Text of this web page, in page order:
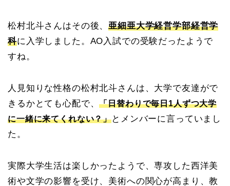
松村北斗さんはその後、亜細亜大学経営学部経営学
科に入学しました。AO入試での受験だったようで
すね。
人見知りな性格の松村北斗さんは、大学で友達がで
きるかとても心配で、「日替わりで毎日1人ずつ大学
に一緒に来てくれない？」とメンバーに言っていまし
た。
実際大学生活は楽しかったようで、専攻した西洋美
術や文学の影響を受け、美術への関心が高まり、教